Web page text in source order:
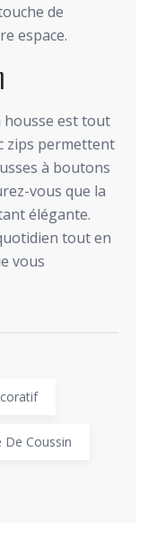
de
espace.
housse est tout
zips permettent
à boutons
vous que la
élégante.
tout en
vous
De Coussin